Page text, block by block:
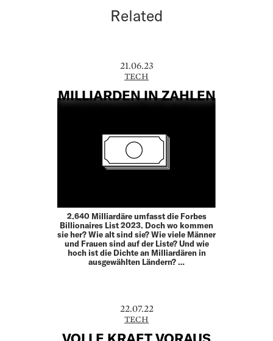
Related
21.06.23
TECH
MILLIARDEN IN ZAHLEN
2.640 Milliardäre umfasst die Forbes
Billionaires List 2023. Doch wo kommen
sie her? Wie alt sind sie? Wie viele Männer
und Frauen sind auf der Liste? Und wie
hoch ist die Dichte an Milliardären in
ausgewählten Ländern? …
22.07.22
TECH